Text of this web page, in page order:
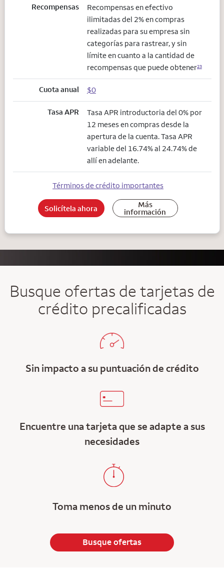
Recompensas
Recompensas en efectivo
ilimitadas del 2% en compras
realizadas para su empresa sin
categorías para rastrear, y sin
límite en cuanto a la cantidad de
recompensas que puede obtener23
Cuota anual $0
Tasa APR
Tasa APR introductoria del 0% por
12 meses en compras desde la
apertura de la cuenta. Tasa APR
variable del 16.74% al 24.74% de
allí en adelante.
Términos de crédito importantes
Solicítela ahora Más
información
Busque ofertas de tarjetas de
crédito precalificadas
Sin impacto a su puntuación de crédito
Encuentre una tarjeta que se adapte a sus
necesidades
Toma menos de un minuto
Busque ofertas